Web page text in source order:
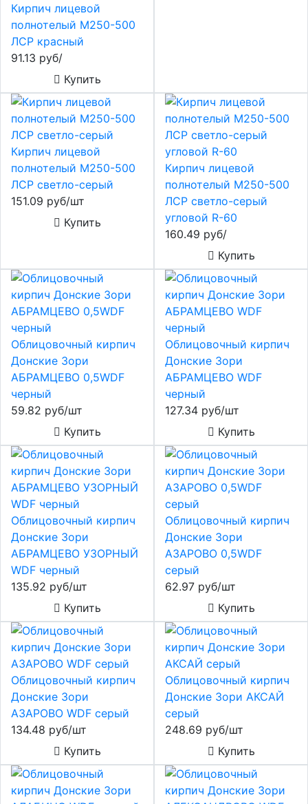
Кирпич лицевой
полнотелый М250-500
ЛСР красный
91.13 руб/
Купить
Кирпич лицевой
полнотелый М250-500
ЛСР светло-серый
151.09 руб/шт
Купить
Кирпич лицевой
полнотелый М250-500
ЛСР светло-серый
угловой R-60
160.49 руб/
Купить
Облицовочный кирпич
Донские Зори
АБРАМЦЕВО 0,5WDF
черный
59.82 руб/шт
Купить
Облицовочный кирпич
Донские Зори
АБРАМЦЕВО WDF
черный
127.34 руб/шт
Купить
Облицовочный кирпич
Донские Зори
АБРАМЦЕВО УЗОРНЫЙ
WDF черный
135.92 руб/шт
Купить
Облицовочный кирпич
Донские Зори
АЗАРОВО 0,5WDF
серый
62.97 руб/шт
Купить
Облицовочный кирпич
Донские Зори
АЗАРОВО WDF серый
134.48 руб/шт
Купить
Облицовочный кирпич
Донские Зори АКСАЙ
серый
248.69 руб/шт
Купить